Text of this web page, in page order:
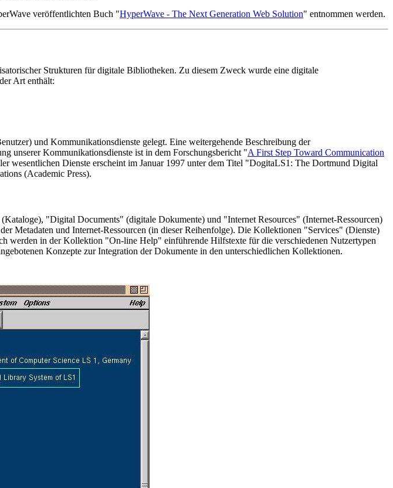
veröffentlichten Buch "HyperWave - The Next Generation Web Solution" entnommen werden.
Strukturen für digitale Bibliotheken. Zu diesem Zweck wurde eine digitale
Art enthält:
und Kommunikationsdienste gelegt. Eine weitergehende Beschreibung der
unserer Kommunikationsdienste ist in dem Forschungsbericht "A First Step Toward Communication
wesentlichen Dienste erscheint im Januar 1997 unter dem Titel "DogitaLS1: The Dortmund Digital
(Academic Press).
"Digital Documents" (digitale Dokumente) und "Internet Resources" (Internet-Ressourcen)
Metadaten und Internet-Ressourcen (in dieser Reihenfolge). Die Kollektionen "Services" (Dienste)
werden in der Kollektion "On-line Help" einführende Hilfstexte für die verschiedenen Nutzertypen
Konzepte zur Integration der Dokumente in den unterschiedlichen Kollektionen.